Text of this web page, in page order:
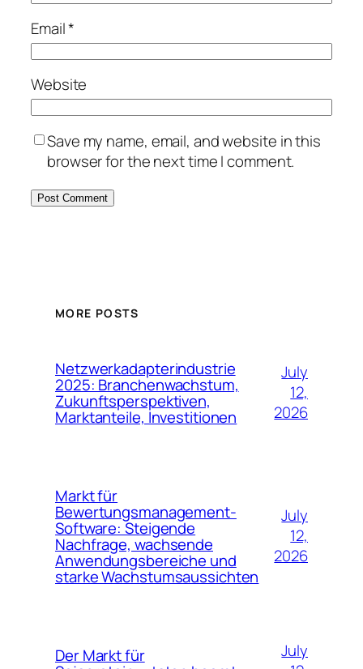
Email*
Website
Save my name, email, and website in this
browser for the next time I comment.
MORE POSTS
Netzwerkadapterindustrie
2025: Branchenwachstum,
Zukunftsperspektiven,
Marktanteile, Investitionen
July
12,
2026
Markt für
Bewertungsmanagement-
Software: Steigende
Nachfrage, wachsende
Anwendungsbereiche und
starke Wachstumsaussichten
July
12,
2026
Der Markt für
July